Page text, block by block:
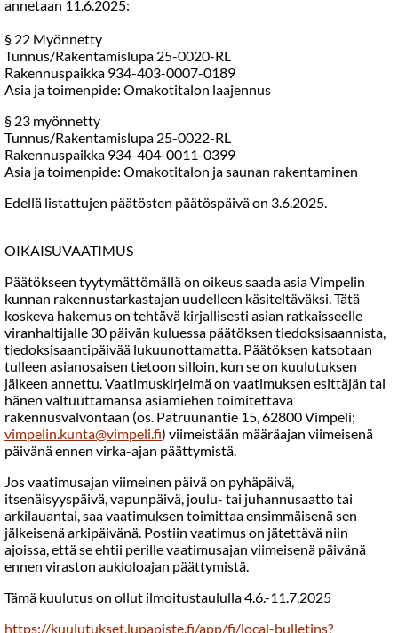
annetaan 11.6.2025:
§ 22 Myönnetty
Tunnus/Rakentamislupa 25-0020-RL
Rakennuspaikka 934-403-0007-0189
Asia ja toimenpide: Omakotitalon laajennus
§ 23 myönnetty
Tunnus/Rakentamislupa 25-0022-RL
Rakennuspaikka 934-404-0011-0399
Asia ja toimenpide: Omakotitalon ja saunan rakentaminen
Edellä listattujen päätösten päätöspäivä on 3.6.2025.
OIKAISUVAATIMUS
Päätökseen tyytymättömällä on oikeus saada asia Vimpelin
kunnan rakennustarkastajan uudelleen käsiteltäväksi. Tätä
koskeva hakemus on tehtävä kirjallisesti asian ratkaisseelle
viranhaltijalle 30 päivän kuluessa päätöksen tiedoksisaannista,
tiedoksisaantipäivää lukuunottamatta. Päätöksen katsotaan
tulleen asianosaisen tietoon silloin, kun se on kuulutuksen
jälkeen annettu. Vaatimuskirjelmä on vaatimuksen esittäjän tai
hänen valtuuttamansa asiamiehen toimitettava
rakennusvalvontaan (os. Patruunantie 15, 62800 Vimpeli;
vimpelin.kunta@vimpeli.fi) viimeistään määräajan viimeisenä
päivänä ennen virka-ajan päättymistä.
Jos vaatimusajan viimeinen päivä on pyhäpäivä,
itsenäisyyspäivä, vapunpäivä, joulu- tai juhannusaatto tai
arkilauantai, saa vaatimuksen toimittaa ensimmäisenä sen
jälkeisenä arkipäivänä. Postiin vaatimus on jätettävä niin
ajoissa, että se ehtii perille vaatimusajan viimeisenä päivänä
ennen viraston aukioloajan päättymistä.
Tämä kuulutus on ollut ilmoitustaululla 4.6.-11.7.2025
https://kuulutukset.lupapiste.fi/app/fi/local-bulletins?